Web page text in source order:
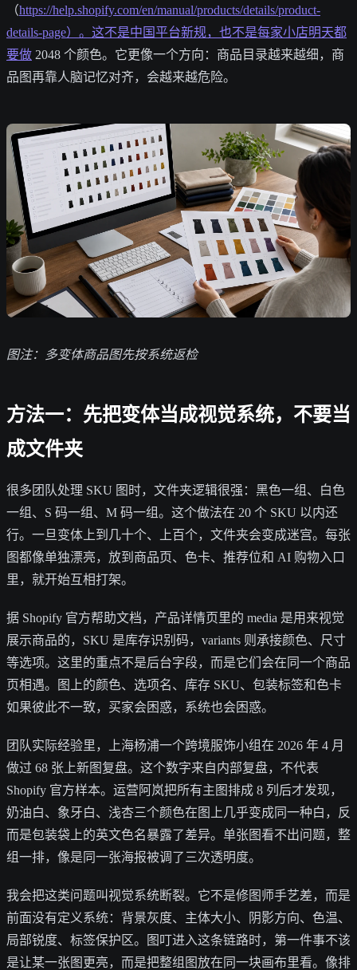
（https://help.shopify.com/en/manual/products/details/product-
details-page）。这不是中国平台新规，也不是每家小店明天都
要做 2048 个颜色。它更像一个方向：商品目录越来越细，商
品图再靠人脑记忆对齐，会越来越危险。
图注：多变体商品图先按系统返检
方法一：先把变体当成视觉系统，不要当
成文件夹
很多团队处理 SKU 图时，文件夹逻辑很强：黑色一组、白色
一组、S 码一组、M 码一组。这个做法在 20 个 SKU 以内还
行。一旦变体上到几十个、上百个，文件夹会变成迷宫。每张
图都像单独漂亮，放到商品页、色卡、推荐位和 AI 购物入口
里，就开始互相打架。
据 Shopify 官方帮助文档，产品详情页里的 media 是用来视觉
展示商品的，SKU 是库存识别码，variants 则承接颜色、尺寸
等选项。这里的重点不是后台字段，而是它们会在同一个商品
页相遇。图上的颜色、选项名、库存 SKU、包装标签和色卡
如果彼此不一致，买家会困惑，系统也会困惑。
团队实际经验里，上海杨浦一个跨境服饰小组在 2026 年 4 月
做过 68 张上新图复盘。这个数字来自内部复盘，不代表
Shopify 官方样本。运营阿岚把所有主图排成 8 列后才发现，
奶油白、象牙白、浅杏三个颜色在图上几乎变成同一种白，反
而是包装袋上的英文色名暴露了差异。单张图看不出问题，整
组一排，像是同一张海报被调了三次透明度。
我会把这类问题叫视觉系统断裂。它不是修图师手艺差，而是
前面没有定义系统：背景灰度、主体大小、阴影方向、色温、
局部锐度、标签保护区。图叮进入这条链路时，第一件事不该
是让某一张图更亮，而是把整组图放在同一块画布里看。像排